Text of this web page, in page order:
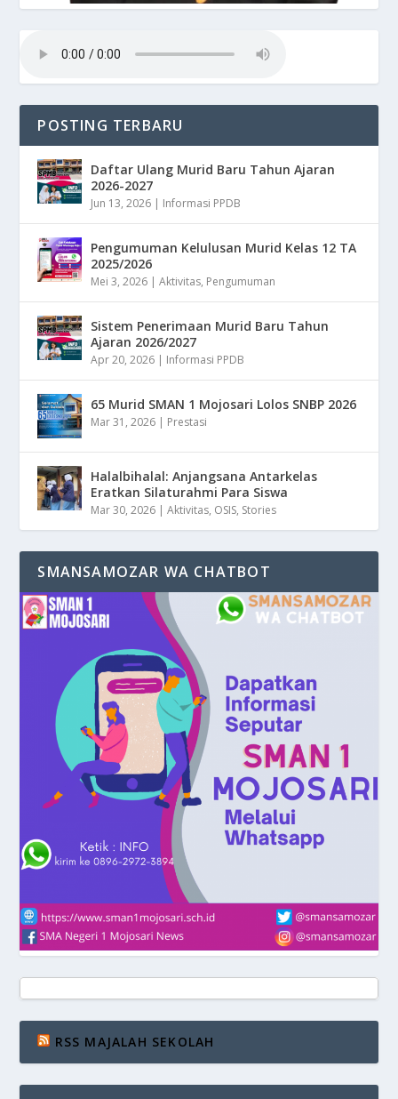
POSTING TERBARU
Daftar Ulang Murid Baru Tahun Ajaran
2026-2027
Jun 13, 2026 | Informasi PPDB
Pengumuman Kelulusan Murid Kelas 12 TA
2025/2026
Mei 3, 2026 |Aktivitas, Pengumuman
Sistem Penerimaan Murid Baru Tahun
Ajaran 2026/2027
Apr 20, 2026 | Informasi PPDB
65 Murid SMAN 1 Mojosari Lolos SNBP 2026
Mar 31, 2026 | Prestasi
Halalbihalal: Anjangsana Antarkelas
Eratkan Silaturahmi Para Siswa
Mar 30, 2026 |Aktivitas, OSIS, Stories
SMANSAMOZAR WA CHATBOT
RSS MAJALAH SEKOLAH